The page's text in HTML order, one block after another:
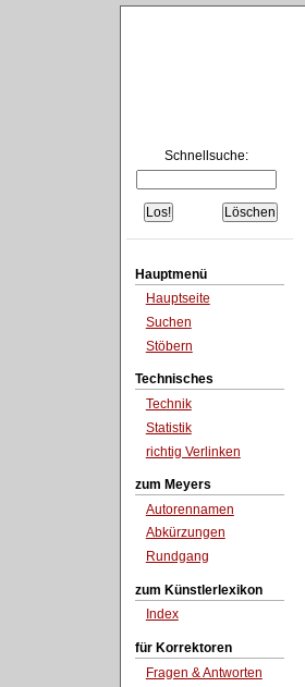
Schnellsuche:
Hauptmenü
Hauptseite
Suchen
Stöbern
Technisches
Technik
Statistik
richtig Verlinken
zum Meyers
Autorennamen
Abkürzungen
Rundgang
zum Künstlerlexikon
Index
für Korrektoren
Fragen & Antworten